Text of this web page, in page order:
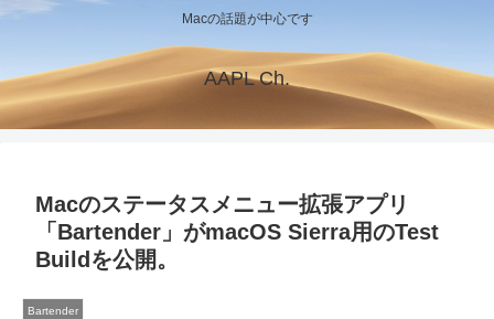
Macの話題が中心です
AAPL Ch.
Macのステータスメニュー拡張アプリ
「Bartender」がmacOS Sierra用のTest
Buildを公開。
Bartender